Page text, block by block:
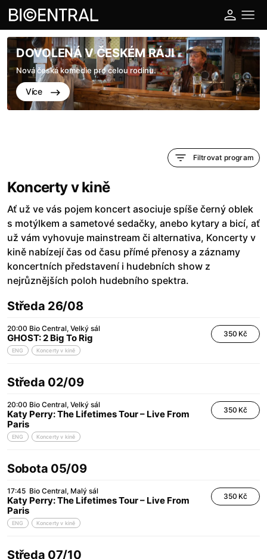
DOVOLENÁ V ČESKÉM RÁJI
Nová česká komedie pro celou rodinu.
Více
Filtrovat program
Koncerty v kině
Ať už ve vás pojem koncert asociuje spíše černý oblek
s motýlkem a sametové sedačky, anebo kytary a bicí, ať
už vám vyhovuje mainstream či alternativa, Koncerty v
kině nabízejí čas od času přímé přenosy a záznamy
koncertních představení i hudebních show z
nejrůznějších poloh hudebního spektra.
Středa 26/08
20:00 Bio Central Velký sál
GHOST: 2 Big To Rig
ENG Koncerty v kině
350 Kč
Středa 02/09
20:00 Bio Central Velký sál
Katy Perry: The Lifetimes Tour – Live From
Paris
ENG Koncerty v kině
350 Kč
Sobota 05/09
17:45 Bio Central Malý sál
Katy Perry: The Lifetimes Tour – Live From
Paris
ENG Koncerty v kině
350 Kč
Středa 07/10